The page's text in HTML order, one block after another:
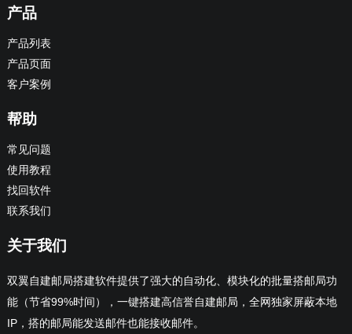
产品
产品列表
产品页面
客户案例
帮助
常见问题
使用教程
找回软件
联系我们
关于我们
双翼自建邮局搭建软件提供了强大的自动化、模块化的批量搭邮局功
能（节省99%时间），一键搭建高信誉自建邮局，全网独家屏蔽本地
IP，搭的邮局能发送邮件也能接收邮件。